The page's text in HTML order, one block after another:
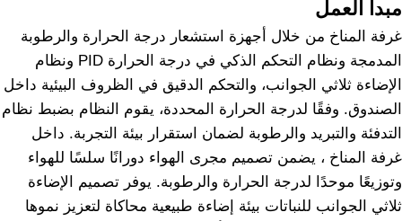
مبدأ العمل
غرفة المناخ من خلال أجهزة استشعار درجة الحرارة والرطوبة
المدمجة ونظام التحكم الذكي في درجة الحرارة PID ونظام
الإضاءة ثلاثي الجوانب، والتحكم الدقيق في الظروف البيئية داخل
الصندوق. وفقًا لدرجة الحرارة المحددة، يقوم النظام بضبط نظام
التدفئة والتبريد والرطوبة لضمان استقرار بيئة التجربة. داخل
غرفة المناخ ، يضمن تصميم مجرى الهواء دورانًا سلسًا للهواء
وتوزيعًا موحدًا لدرجة الحرارة والرطوبة. يوفر تصميم الإضاءة
ثلاثي الجوانب للنباتات بيئة إضاءة طبيعية محاكاة لتعزيز نموها